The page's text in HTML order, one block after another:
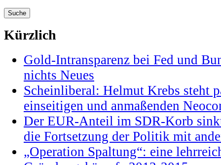
Kürzlich
Gold-Intransparenz bei Fed und
nichts Neues
Scheinliberal: Helmut Krebs steht
einseitigen und anmaßenden
Der EUR-Anteil im SDR-Korb
die Fortsetzung der Politik mit
„Operation Spaltung“: eine